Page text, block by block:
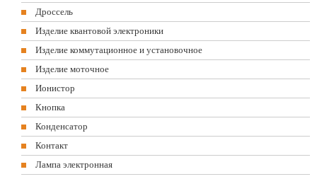
Дроссель
Изделие квантовой электроники
Изделие коммутационное и установочное
Изделие моточное
Ионистор
Кнопка
Конденсатор
Контакт
Лампа электронная